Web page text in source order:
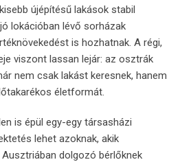
újépítésű lakások stabil
lokációban lévő sorházak
is hozhatnak. A régi,
viszont lassan lejár: az osztrák
nem csak lakást keresnek, hanem
életformát.
is épül egy-egy társasházi
lehet azoknak, akik
dolgozó bérlőknek